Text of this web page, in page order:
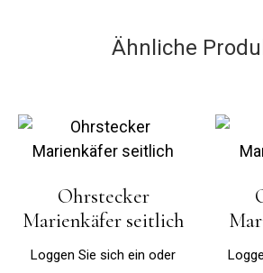
Ähnliche
Ohrstecker
Marienkäfer seitlich
Loggen Sie sich ein oder